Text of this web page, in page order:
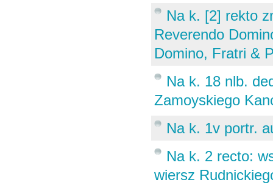
Na k. [2] rekto
Reverendo
Domino, Fratri &
Na k. 18 nlb.
Zamoyskiego
Na k. 1v portr.
Na k. 2 recto:
wiersz